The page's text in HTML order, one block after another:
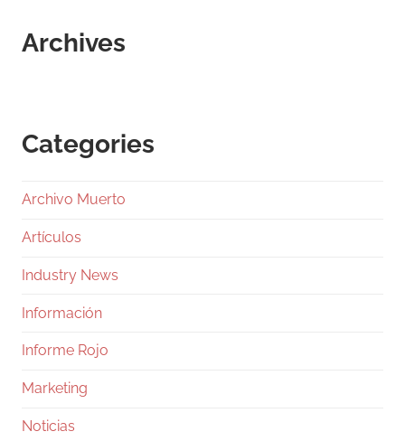
Archives
Categories
Archivo Muerto
Artículos
Industry News
Información
Informe Rojo
Marketing
Noticias